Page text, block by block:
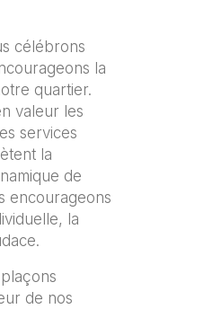
célébrons
la
quartier.
valeur les
services
la
de
encourageons
la
de nos